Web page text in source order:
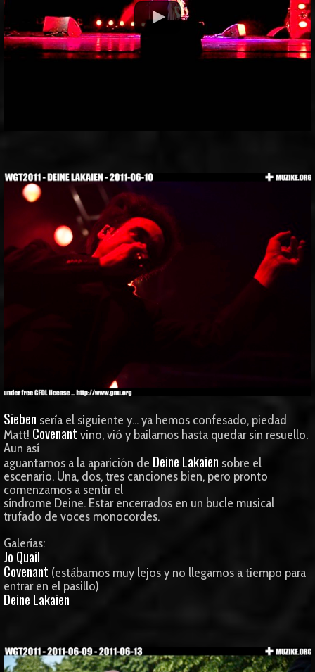
Sieben sería el siguiente y... ya hemos confesado, piedad
Matt! Covenant vino, vió y bailamos hasta quedar sin resuello.
Aun así
aguantamos a la aparición de Deine Lakaien sobre el
escenario. Una, dos, tres canciones bien, pero pronto
comenzamos a sentir el
síndrome Deine. Estar encerrados en un bucle musical
trufado de voces monocordes.
Galerías:
Jo Quail
Covenant (estábamos muy lejos y no llegamos a tiempo para
entrar en el pasillo)
Deine Lakaien